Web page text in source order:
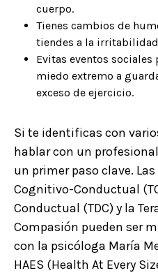
cuerpo.
Tienes cambios de
tiendes a la
Evitas eventos
miedo extremo a
exceso de ejercicio.
Si te identificas con
hablar con un
un primer paso clave.
Cognitivo-Conductual
Conductual (TDC) y la
Compasión pueden ser
con la psicóloga María
HAES (Health At Every